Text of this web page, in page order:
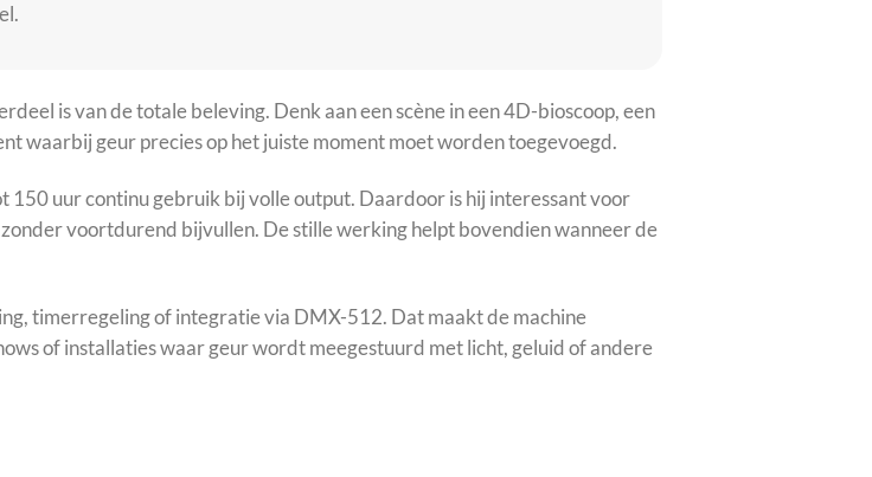
is van de totale beleving. Denk aan een scène in een 4D-bioscoop, een
waarbij geur precies op het juiste moment moet worden toegevoegd.
uur continu gebruik bij volle output. Daardoor is hij interessant voor
voortdurend bijvullen. De stille werking helpt bovendien wanneer de
timerregeling of integratie via DMX-512. Dat maakt de machine
of installaties waar geur wordt meegestuurd met licht, geluid of andere